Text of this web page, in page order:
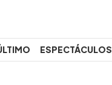
ESPECTÁCULOS